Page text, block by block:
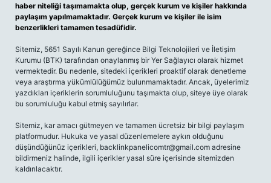
haber niteliği taşımamakta olup, gerçek kurum ve kişiler hakkında
paylaşım yapılmamaktadır. Gerçek kurum ve kişiler ile isim
benzerlikleri tamamen tesadüfidir.
Sitemiz, 5651 Sayılı Kanun gereğince Bilgi Teknolojileri ve İletişim
Kurumu (BTK) tarafından onaylanmış bir Yer Sağlayıcı olarak hizmet
vermektedir. Bu nedenle, sitedeki içerikleri proaktif olarak denetleme
veya araştırma yükümlülüğümüz bulunmamaktadır. Ancak, üyelerimiz
yazdıkları içeriklerin sorumluluğunu taşımakta olup, siteye üye olarak
bu sorumluluğu kabul etmiş sayılırlar.
Sitemiz, kar amacı gütmeyen ve tamamen ücretsiz bir bilgi paylaşım
platformudur. Hukuka ve yasal düzenlemelere aykırı olduğunu
düşündüğünüz içerikleri, backlinkpanelicomtr@gmail.com adresine
bildirmeniz halinde, ilgili içerikler yasal süre içerisinde sitemizden
kaldırılacaktır.